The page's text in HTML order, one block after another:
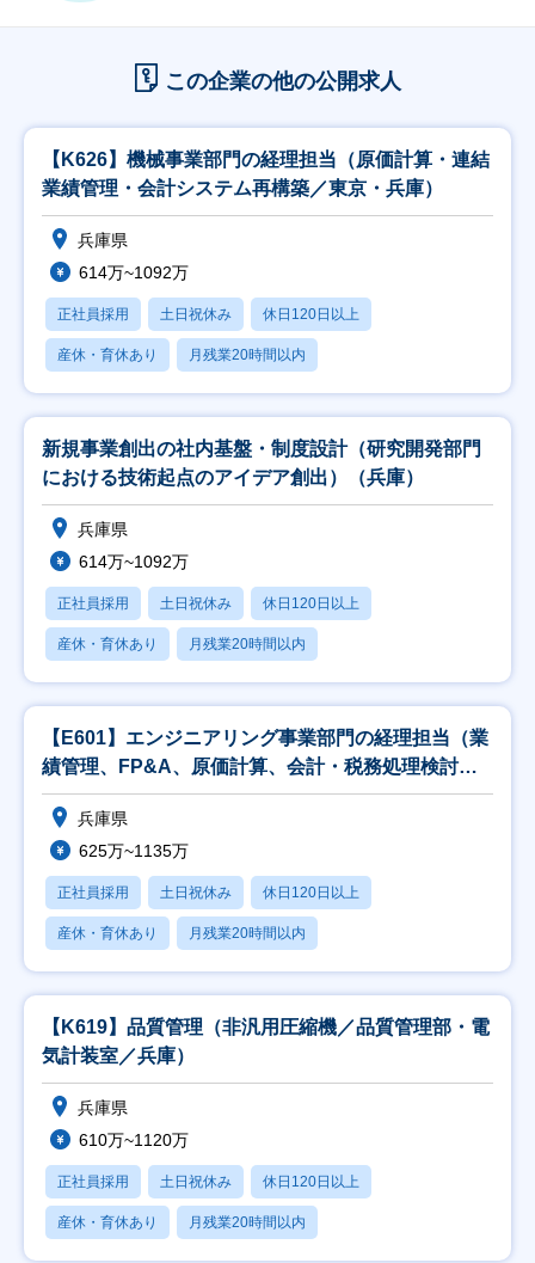
この企業の他の公開求人
【K626】機械事業部門の経理担当（原価計算・連結
業績管理・会計システム再構築／東京・兵庫）
兵庫県
614万~1092万
正社員採用 土日祝休み 休日120日以上
産休・育休あり 月残業20時間以内
新規事業創出の社内基盤・制度設計（研究開発部門
における技術起点のアイデア創出）（兵庫）
兵庫県
614万~1092万
正社員採用 土日祝休み 休日120日以上
産休・育休あり 月残業20時間以内
【E601】エンジニアリング事業部門の経理担当（業
績管理、FP&A、原価計算、会計・税務処理検討、
監
兵庫県
625万~1135万
正社員採用 土日祝休み 休日120日以上
産休・育休あり 月残業20時間以内
【K619】品質管理（非汎用圧縮機／品質管理部・電
気計装室／兵庫）
兵庫県
610万~1120万
正社員採用 土日祝休み 休日120日以上
産休・育休あり 月残業20時間以内